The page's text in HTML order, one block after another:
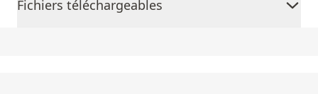
Fichiers téléchargeables